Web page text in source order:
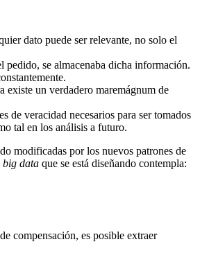
dato puede ser relevante, no solo el
pedido, se almacenaba dicha información.
existe un verdadero maremágnum de
de veracidad necesarios para ser tomados
tal en los análisis a futuro.
modificadas por los nuevos patrones de
big data que se está diseñando contempla:
compensación, es posible extraer